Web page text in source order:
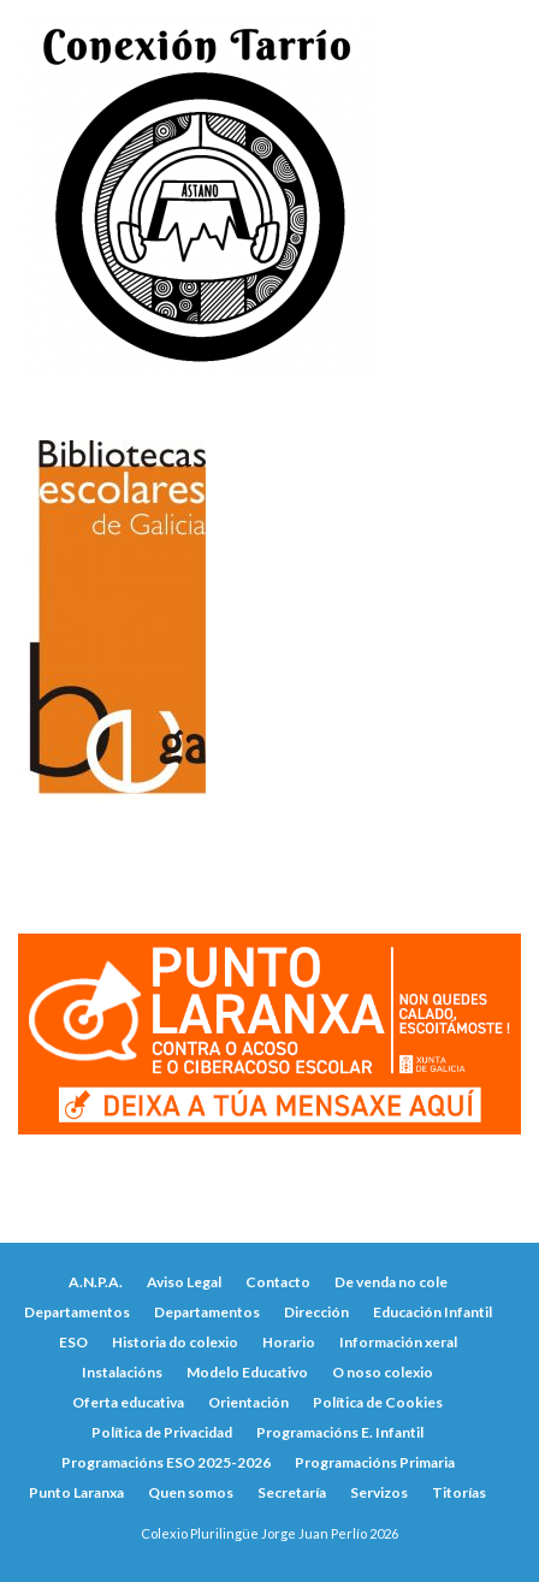
A.N.P.A. Aviso Legal Contacto
De venda no cole
Departamentos
Departamentos Dirección
Educación Infantil
ESO
Historia do colexio Horario
Información xeral
Instalacións
Modelo Educativo
O noso colexio
Oferta educativa
Orientación
Política de Cookies
Política de Privacidad
Programacións E. Infantil
Programacións ESO 2025-2026
Programacións Primaria
Punto Laranxa
Quen somos Secretaría Servizos Titorías
Colexio Plurilingüe Jorge Juan Perlío 2026